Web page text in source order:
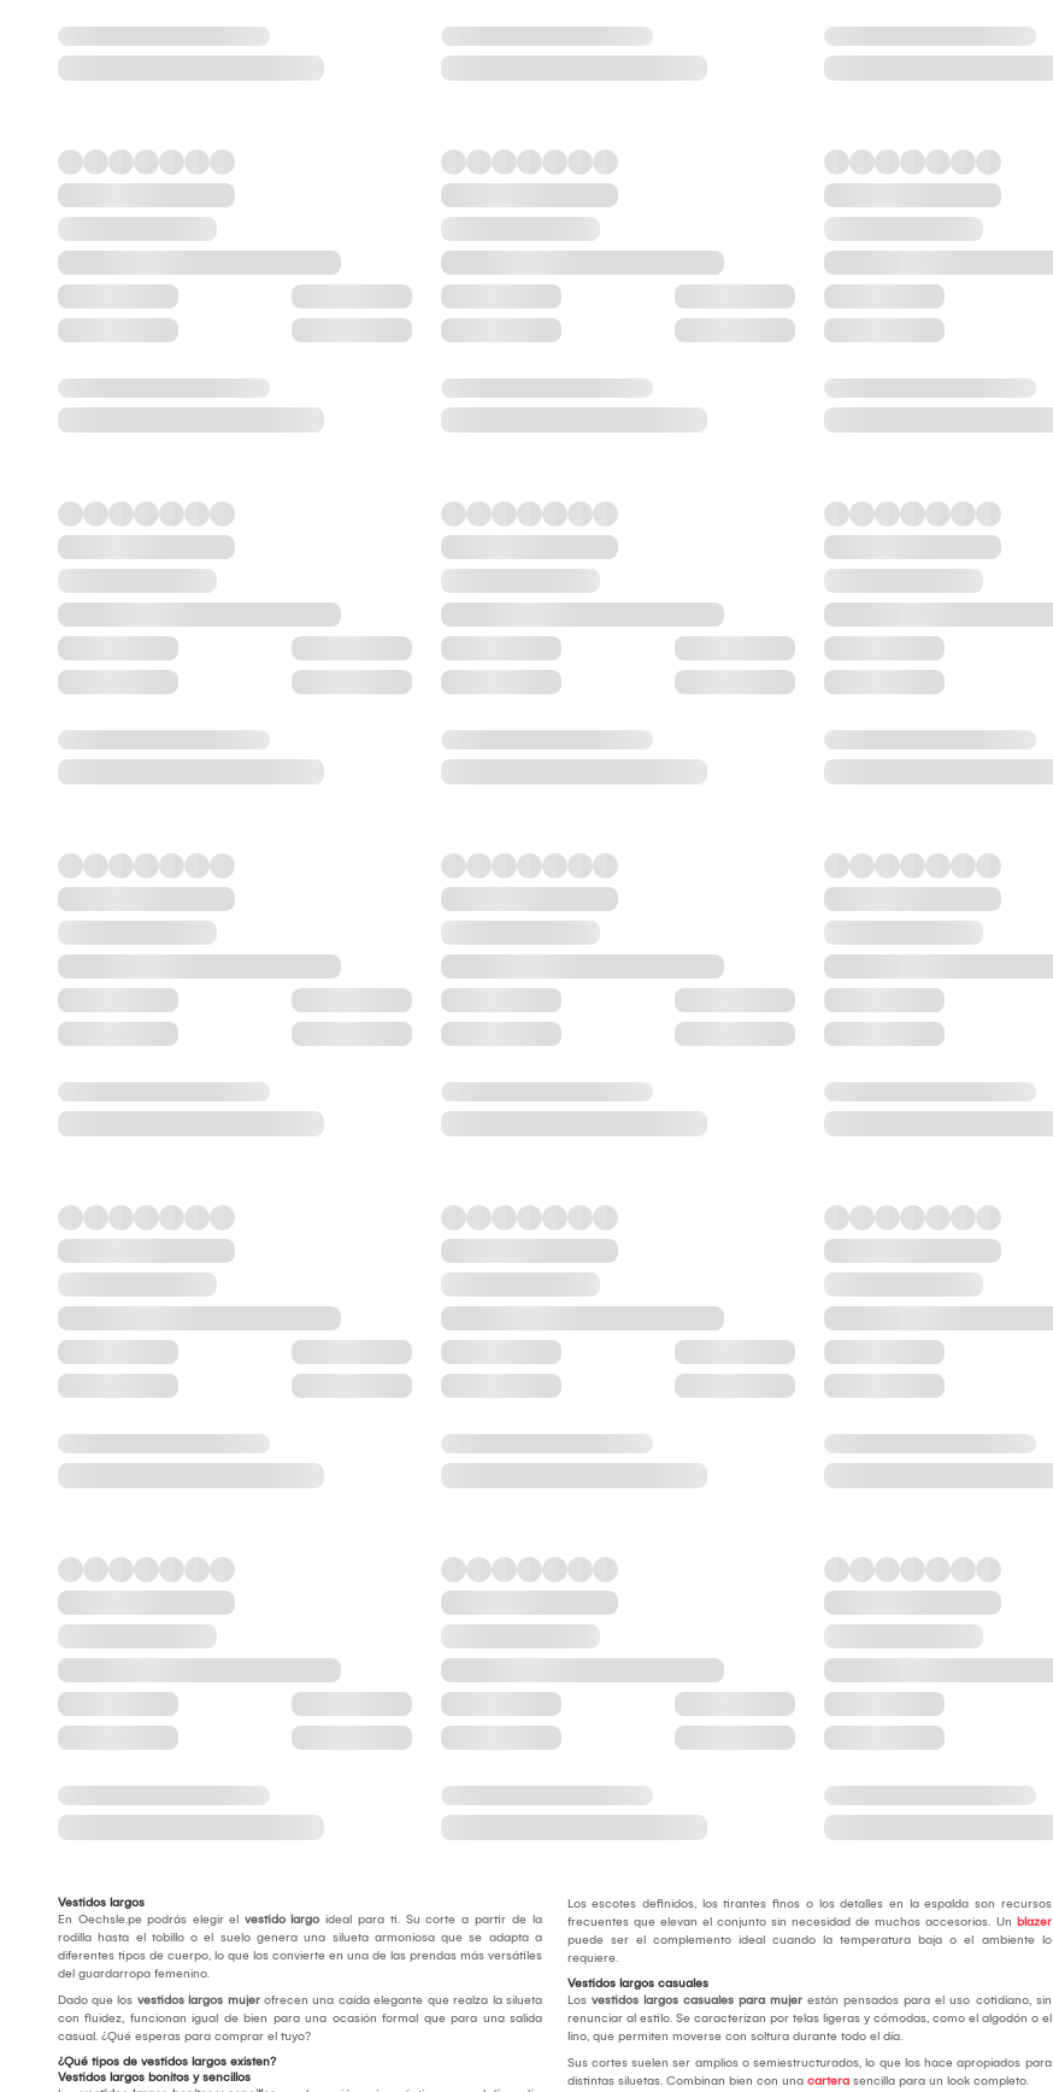
Vestidos largos
En Oechsle.pe podrás elegir el vestido largo ideal para ti. Su corte a partir de la
rodilla hasta el tobillo o el suelo genera una silueta armoniosa que se adapta a
diferentes tipos de cuerpo, lo que los convierte en una de las prendas más versátiles
del guardarropa femenino.
Dado que los vestidos largos mujer ofrecen una caída elegante que realza la silueta
con fluidez, funcionan igual de bien para una ocasión formal que para una salida
casual. ¿Qué esperas para comprar el tuyo?
¿Qué tipos de vestidos largos existen?
Vestidos largos bonitos y sencillos
Los escotes definidos, los tirantes finos o los detalles en la espalda son recursos
frecuentes que elevan el conjunto sin necesidad de muchos accesorios. Un blazer
puede ser el complemento ideal cuando la temperatura baja o el ambiente lo
requiere.
Vestidos largos casuales
Los vestidos largos casuales para mujerestán pensados para el uso cotidiano, sin
renunciar al estilo. Se caracterizan por telas ligeras y cómodas, como el algodón o el
lino, que permiten moverse con soltura durante todo el día.
Sus cortes suelen ser amplios o semiestructurados, lo que los hace apropiados para
distintas siluetas. Combinan bien con una carterasencilla para un look completo.